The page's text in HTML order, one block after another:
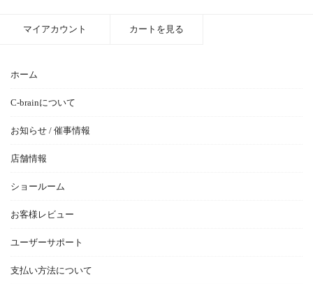
ホーム
C-brainについて
お知らせ / 催事情報
店舗情報
ショールーム
お客様レビュー
ユーザーサポート
支払い方法について
マイアカウント カートを見る